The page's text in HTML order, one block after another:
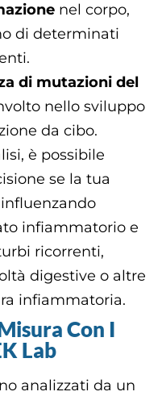
nel corpo,
di determinati
di mutazioni del
nello sviluppo
da cibo.
è possibile
se la tua
infiammatorio e
ricorrenti,
digestive o altre
infiammatoria.
Con I
Lab
analizzati da un